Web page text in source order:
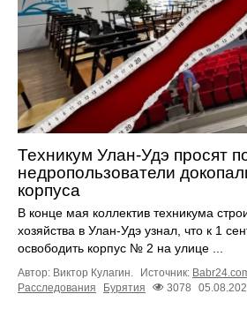
Техникум Улан-Удэ просят
недропользователи
корпуса
В конце мая коллектив техникума
хозяйства в Улан-Удэ узнал, что к 1
освободить корпус № 2 на улице ...
Автор: Виктор Кулагин. Источник:
Расследования
Бурятия 3078